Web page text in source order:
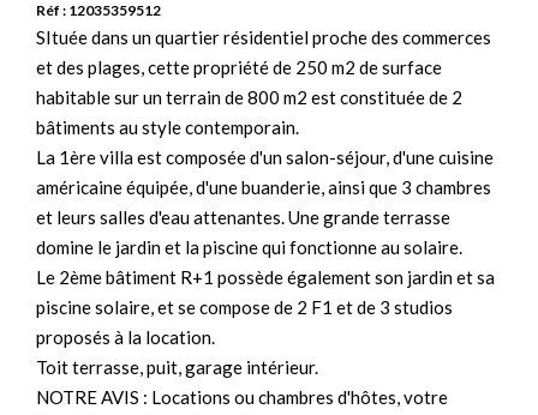
Réf : 12035359512
SItuée dans un quartier résidentiel proche des commerces
et des plages, cette propriété de 250 m2 de surface
habitable sur un terrain de 800 m2 est constituée de 2
bâtiments au style contemporain.
La 1ère villa est composée d'un salon-séjour, d'une cuisine
américaine équipée, d'une buanderie, ainsi que 3 chambres
et leurs salles d'eau attenantes. Une grande terrasse
domine le jardin et la piscine qui fonctionne au solaire.
Le 2ème bâtiment R+1 possède également son jardin et sa
piscine solaire, et se compose de 2 F1 et de 3 studios
proposés à la location.
Toit terrasse, puit, garage intérieur.
NOTRE AVIS : Locations ou chambres d'hôtes, votre